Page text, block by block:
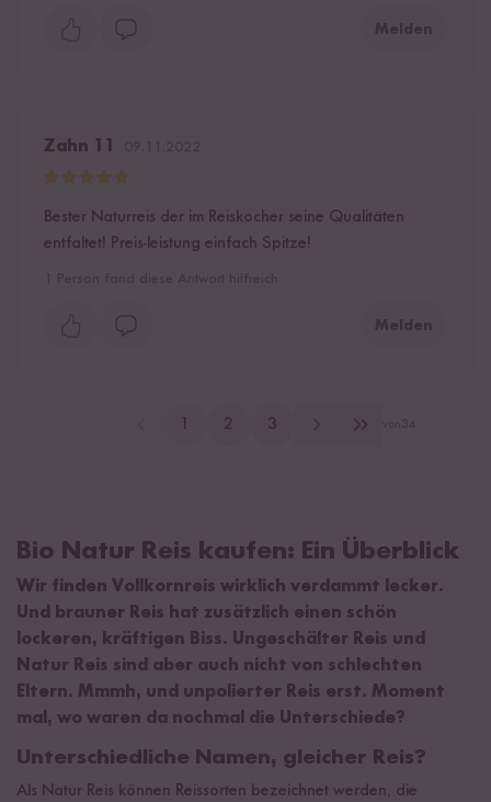
Melden
Zahn 11
Bester Naturreis der im Reiskocher seine Qualitäten
entfaltet! Preis-leistung einfach Spitze!
Melden
1 2 3
Bio Natur Reis kaufen: Ein Überblick
Wir finden Vollkornreis wirklich verdammt lecker.
Und brauner Reis hat zusätzlich einen schön
lockeren, kräftigen Biss. Ungeschälter Reis und
Natur Reis sind aber auch nicht von schlechten
Eltern. Mmmh, und unpolierter Reis erst. Moment
mal, wo waren da nochmal die Unterschiede?
Unterschiedliche Namen, gleicher Reis?
Als Natur Reis können Reissorten bezeichnet werden, die